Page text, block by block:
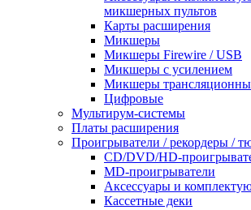
микшерных пультов
Карты расширения
Микшеры
Микшеры Firewire / USB
Микшеры с усилением
Микшеры
Цифровые
Мультирум-системы
Платы расширения
Проигрыватели / рекордеры /
CD/DVD/HD-
MD-проигрыватели
Аксессуары и
Кассетные деки